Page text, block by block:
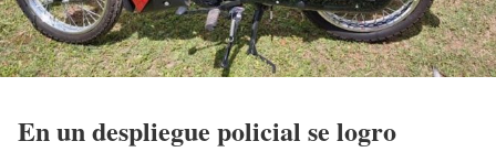
En un despliegue policial se logro